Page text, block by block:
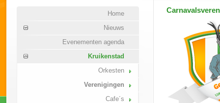
Home
Nieuws
Evenementen agenda
Kruikenstad
Orkesten
Verenigingen
Cafe´s